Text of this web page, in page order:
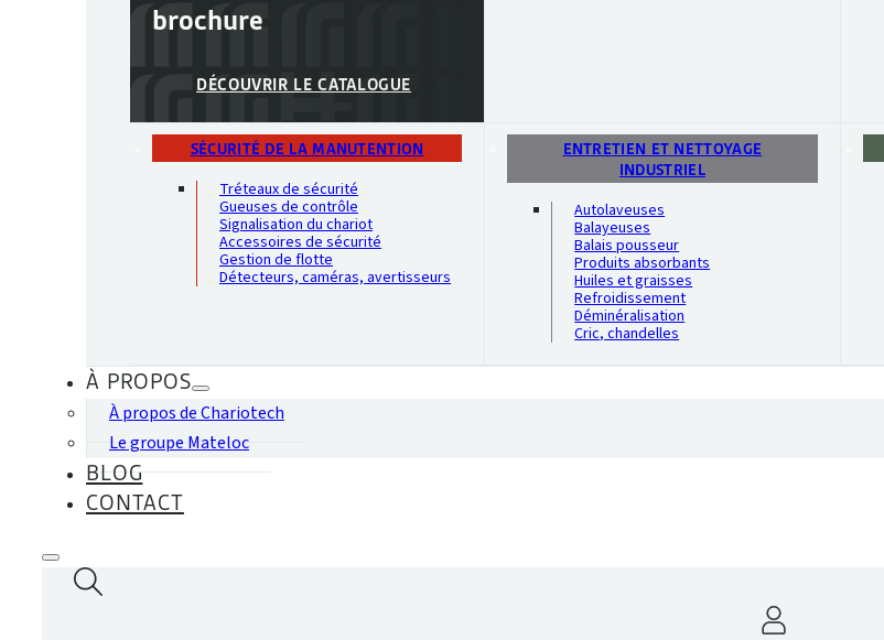
brochure
DÉCOUVRIR LE CATALOGUE
SÉCURITÉ DE LA MANUTENTION
Tréteaux de sécurité
Gueuses de contrôle
Signalisation du chariot
Accessoires de sécurité
Gestion de flotte
Détecteurs, caméras, avertisseurs
ENTRETIEN ET NETTOYAGE
INDUSTRIEL
Autolaveuses
Balayeuses
Balais pousseur
Produits absorbants
Huiles et graisses
Refroidissement
Déminéralisation
Cric, chandelles
À PROPOS
À propos de Chariotech
Le groupe Mateloc
BLOG
CONTACT